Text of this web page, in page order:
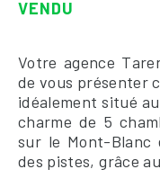
VENDU
Votre agence
de vous présenter
idéalement situé
charme de 5
sur le Mont-
des pistes, grâce